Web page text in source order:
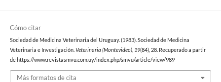
Cómo citar
Sociedad de Medicina Veterinaria del Uruguay. (1983). Sociedad de Medicina
Veterinaria e Investigación.Veterinaria (Montevideo), 19(84), 28. Recuperado a partir
de https://www.revistasmvu.com.uy/index.php/smvu/article/view/989
Más formatos de cita